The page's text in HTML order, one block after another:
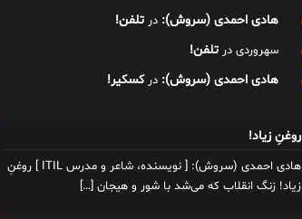
هادی احمدی (سروش): درتلفن!
سهروردی درتلفن!
هادی احمدی (سروش): درکسکیر!
روغنِ زیاد!
هادی احمدی (سروش): [ نویسنده، شاعر و مدرس ITIL ] روغنِ
زیاد! زنگ انقلاب که می‌شد با شور و هیجان […]